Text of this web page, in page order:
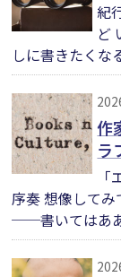
紀
ど
しに書きたくな
作
ラ
序奏 想像して
──書いてはあ